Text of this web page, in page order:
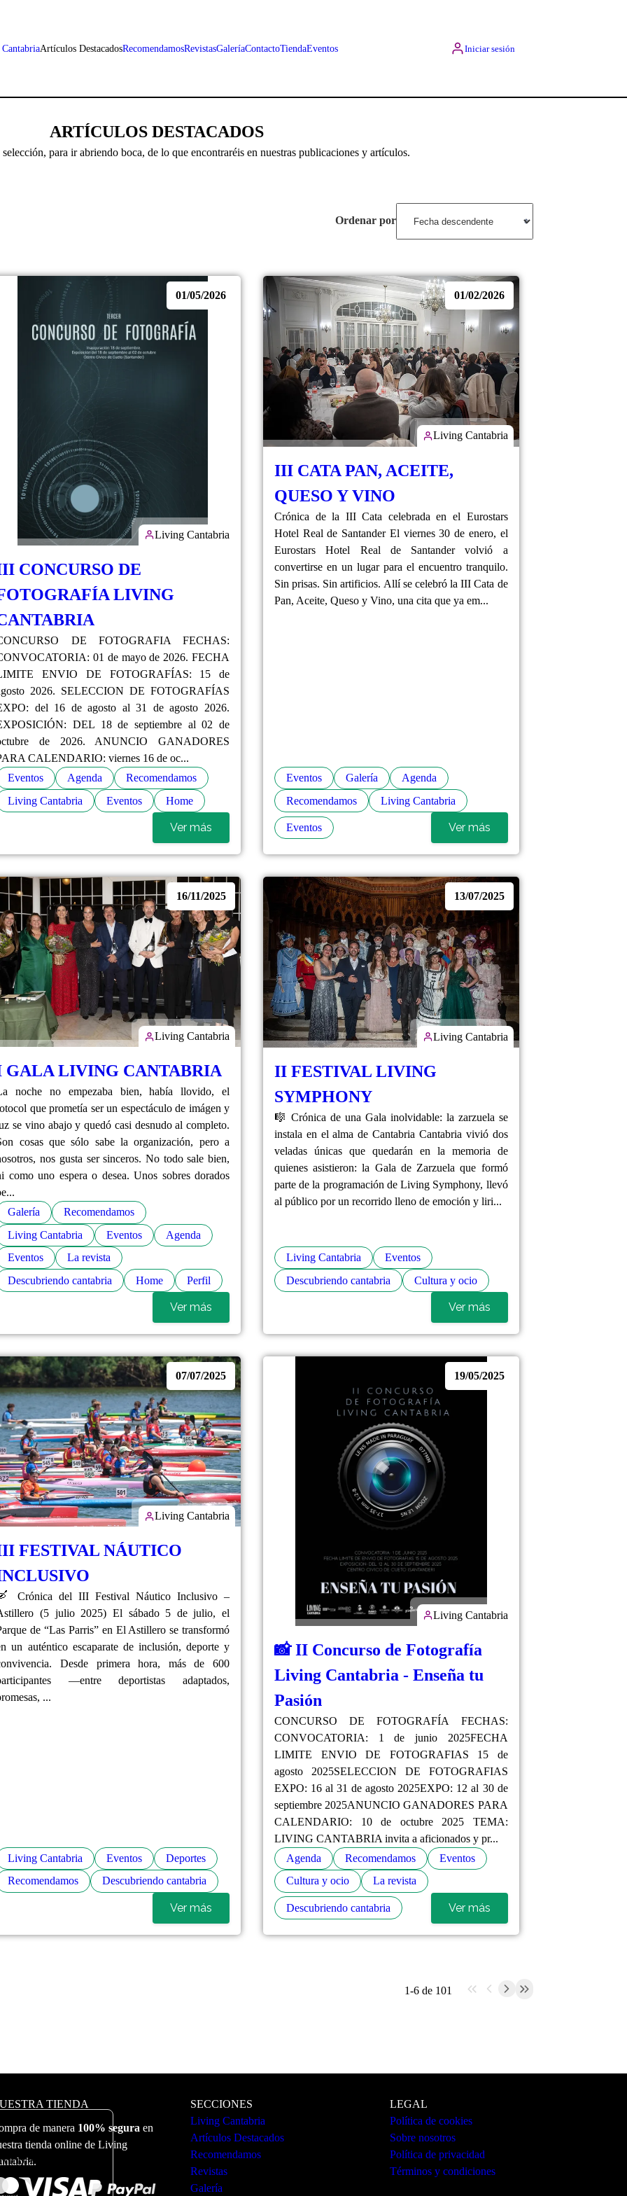
Artículos DestacadosRecomendamosRevistasGaleríaContactoTiendaEventos Iniciar sesión
ARTÍCULOS DESTACADOS
para ir abriendo boca, de lo que encontraréis en nuestras publicaciones y artículos.
Ordenar por
01/05/2026
Living Cantabria
CONCURSO DE
LIVING
DE FOTOGRAFIA FECHAS:
01 de mayo de 2026. FECHA
ENVIO DE FOTOGRAFÍAS: 15 de
2026. SELECCION DE FOTOGRAFÍAS
del 16 de agosto al 31 de agosto 2026.
DEL 18 de septiembre al 02 de
de 2026. ANUNCIO GANADORES
CALENDARIO: viernes 16 de oc...
Eventos
Agenda
Recomendamos
Living Cantabria
Eventos Home
Ver más
01/02/2026
Living Cantabria
III CATA PAN, ACEITE,
QUESO Y VINO
Crónica de la III Cata celebrada en el Eurostars
Hotel Real de Santander El viernes 30 de enero, el
Eurostars Hotel Real de Santander volvió a
convertirse en un lugar para el encuentro tranquilo.
Sin prisas. Sin artificios. Allí se celebró la III Cata de
Pan, Aceite, Queso y Vino, una cita que ya em...
Eventos Galería
Agenda
Recomendamos
Living Cantabria
Eventos Ver más
16/11/2025
Living Cantabria
GALA LIVING CANTABRIA
noche no empezaba bien, había llovido, el
que prometía ser un espectáculo de imágen y
se vino abajo y quedó casi desnudo al completo.
cosas que sólo sabe la organización, pero a
nos gusta ser sinceros. No todo sale bien,
como uno espera o desea. Unos sobres dorados
Galería
Recomendamos
Living Cantabria
Eventos
Agenda
Eventos
La revista
Descubriendo cantabria
Home Perfil
Ver más
13/07/2025
Living Cantabria
II FESTIVAL LIVING
SYMPHONY
🎼 Crónica de una Gala inolvidable: la zarzuela se
instala en el alma de Cantabria Cantabria vivió dos
veladas únicas que quedarán en la memoria de
quienes asistieron: la Gala de Zarzuela que formó
parte de la programación de Living Symphony, llevó
al público por un recorrido lleno de emoción y liri...
Living Cantabria
Eventos
Descubriendo cantabria
Cultura y ocio
Ver más
07/07/2025
Living Cantabria
FESTIVAL NÁUTICO
Crónica del III Festival Náutico Inclusivo –
(5 julio 2025) El sábado 5 de julio, el
de “Las Parris” en El Astillero se transformó
un auténtico escaparate de inclusión, deporte y
Desde primera hora, más de 600
—entre deportistas adaptados,
...
Living Cantabria Eventos
Deportes
Recomendamos
Descubriendo cantabria
Ver más
19/05/2025
Living Cantabria
📸 II Concurso de Fotografía
Living Cantabria - Enseña tu
Pasión
CONCURSO DE FOTOGRAFÍA FECHAS:
CONVOCATORIA: 1 de junio 2025FECHA
LIMITE ENVIO DE FOTOGRAFIAS 15 de
agosto 2025SELECCION DE FOTOGRAFIAS
EXPO: 16 al 31 de agosto 2025EXPO: 12 al 30 de
septiembre 2025ANUNCIO GANADORES PARA
CALENDARIO: 10 de octubre 2025 TEMA:
LIVING CANTABRIA invita a aficionados y pr...
Agenda
Recomendamos
Eventos
Cultura y ocio
La revista
Descubriendo cantabria Ver más
1-6 de 101
TIENDA
de manera 100% segura en
tienda online de Living
SECCIONES
Living Cantabria
Artículos Destacados
Recomendamos
Revistas
Galería
LEGAL
Política de cookies
Sobre nosotros
Política de privacidad
Términos y condiciones
Puede ver más